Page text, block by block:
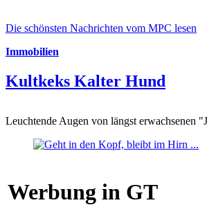
Die schönsten Nachrichten vom MPC lesen
Immobilien
Kultkeks Kalter Hund
Leuchtende Augen von längst erwachsenen
Werbung in GT